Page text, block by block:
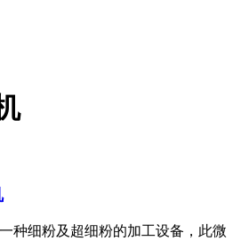
种细粉及超细粉的加工设备，此微